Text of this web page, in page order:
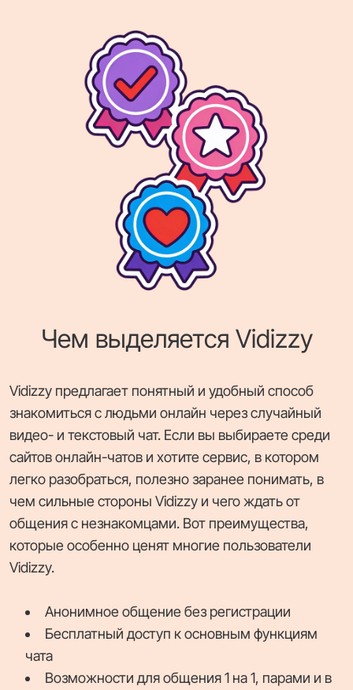
Чем выделяется Vidizzy
Vidizzy предлагает понятный и удобный способ
знакомиться с людьми онлайн через случайный
видео- и текстовый чат. Если вы выбираете среди
сайтов онлайн-чатов и хотите сервис, в котором
легко разобраться, полезно заранее понимать, в
чем сильные стороны Vidizzy и чего ждать от
общения с незнакомцами. Вот преимущества,
которые особенно ценят многие пользователи
Vidizzy.
Анонимное общение без регистрации
Бесплатный доступ к основным функциям
чата
Возможности для общения 1 на 1, парами и в